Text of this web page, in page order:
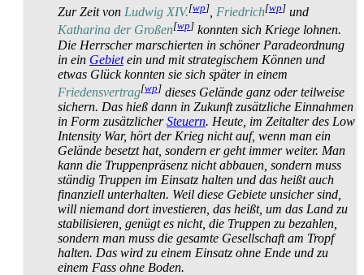
Zur Zeit von Ludwig XIV.[wp] Friedrich[wp] und
Katharina der Großen[wp] konnten sich Kriege lohnen.
Die Herrscher marschierten in schöner Parade­ordnung
in ein Gebietein und mit strategischem Können und
etwas Glück konnten sie sich später in einem
Friedensvertrag[wp] dieses Gelände ganz oder teilweise
sichern. Das hieß dann in Zukunft zusätzliche Einnahmen
in Form zusätzlicherSteuern. Heute, im Zeitalter des Low
Intensity War, hört der Krieg nicht auf, wenn man ein
Gelände besetzt hat, sondern er geht immer weiter. Man
kann die Truppen­präsenz nicht abbauen, sondern muss
ständig Truppen im Einsatz halten und das heißt auch
finanziell unterhalten. Weil diese Gebiete unsicher sind,
will niemand dort investieren, das heißt, um das Land zu
stabilisieren, genügt es nicht, die Truppen zu bezahlen,
sondern man muss die gesamte Gesellschaft am Tropf
halten. Das wird zu einem Einsatz ohne Ende und zu
einem Fass ohne Boden.